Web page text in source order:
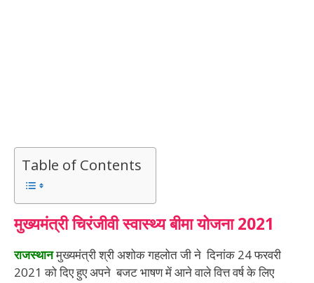
Table of Contents
मुख्यमंत्रीचिरंजीवी स्वास्थ्य बीमायोजना2021
राजस्थानमुख्यमंत्री श्री अशोक गहलोत जी ने दिनांक 24 फरवरी
2021 को दिए हुए अपने बजट भाषण में आने वाले वित्त वर्ष के लिए